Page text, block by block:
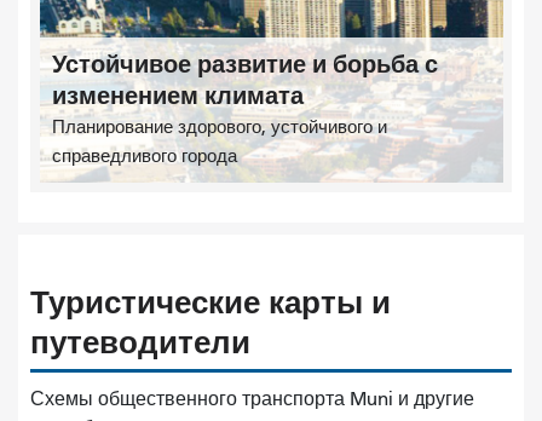
Устойчивое развитие и борьба с
изменением климата
Планирование здорового, устойчивого и
справедливого города
Туристические карты и
путеводители
Схемы общественного транспорта Muni и другие